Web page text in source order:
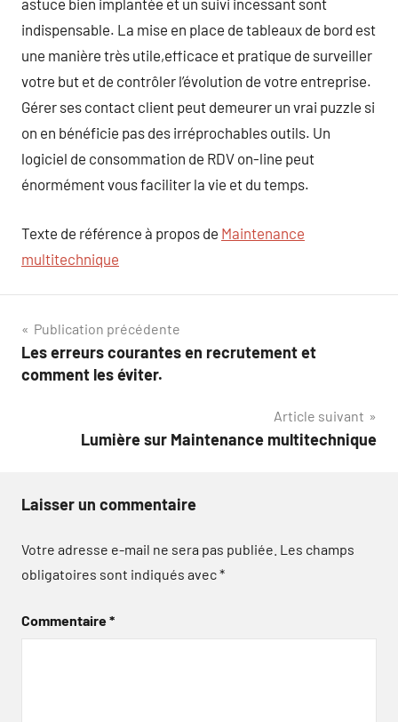
astuce bien implantée et un suivi incessant sont
indispensable. La mise en place de tableaux de bord est
une manière très utile,efficace et pratique de surveiller
votre but et de contrôler l’évolution de votre entreprise.
Gérer ses contact client peut demeurer un vrai puzzle si
on en bénéficie pas des irréprochables outils. Un
logiciel de consommation de RDV on-line peut
énormément vous faciliter la vie et du temps.
Texte de référence à propos de Maintenance
multitechnique
Navigation
de
Publication précédente
Les erreurs courantes en recrutement et
comment les éviter.
Article suivant
Lumière sur Maintenance multitechnique
Laisser un commentaire
Votre adresse e-mail ne sera pas publiée. Les champs
obligatoires sont indiqués avec*
Commentaire*